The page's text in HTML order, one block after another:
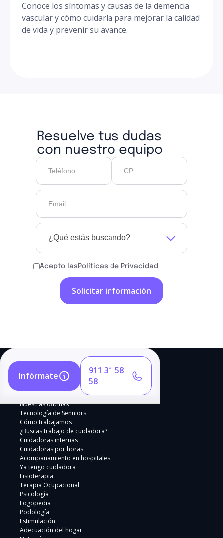
Conoce los síntomas y causas de la demencia
vascular y cómo cuidarla para mejorar la calidad
de vida y prevenir su avance.
Resuelve tus dudas
con nuestro equipo
¿Qué estás buscando?
Acepto las Políticas de Privacidad
Infórmate
911 31 58
58
Nuestras oficinas
Tecnología de Senniors
Cómo trabajamos
¿Buscas trabajo de cuidadora?
Cuidadoras internas
Cuidadoras por horas
Acompañamiento en hospitales
Ya tengo cuidadora
Fisioterapia
Terapia Ocupacional
Psicología
Logopedia
Podología
Estimulación
Adecuación del hogar